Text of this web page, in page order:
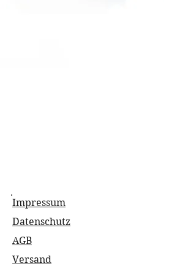
Impressum
Datenschutz
AGB
Versand